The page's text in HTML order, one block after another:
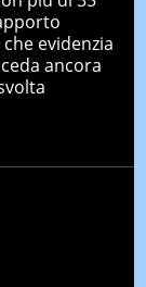
evidenzia
ancora